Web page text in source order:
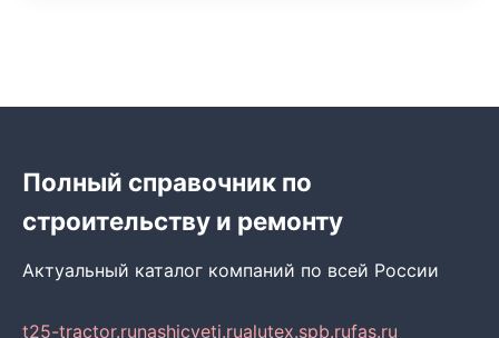
Полный справочник по
строительству и ремонту
Актуальный каталог компаний по всей России
t25-tractor.runashicveti.rualutex.spb.rufas.ru